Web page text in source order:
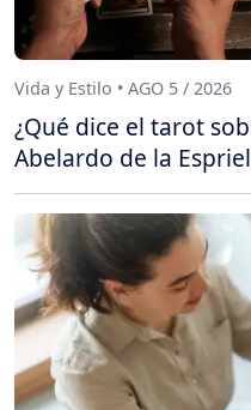
Vida y Estilo • AGO 5 / 2026
¿Qué dice el tarot
Abelardo de la